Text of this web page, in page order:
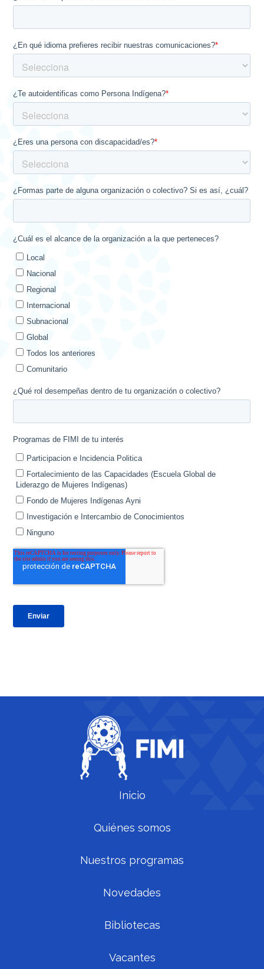
Inicio
Quiénes somos
Nuestros programas
Novedades
Bibliotecas
Vacantes